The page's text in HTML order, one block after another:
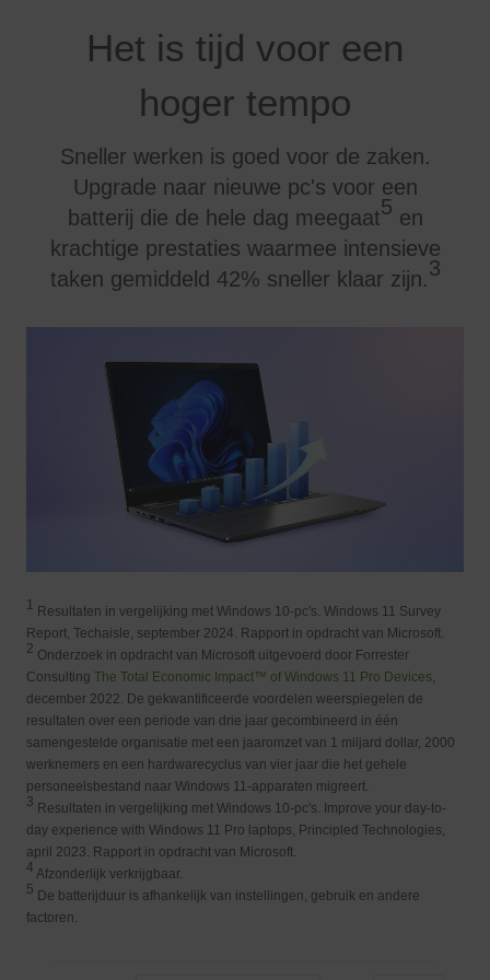
Het is tijd voor een
hoger tempo
Sneller werken is goed voor de zaken.
Upgrade naar nieuwe pc's voor een
batterij die de hele dag meegaat5 en
krachtige prestaties waarmee intensieve
taken gemiddeld 42% sneller klaar zijn.3
1 Resultaten in vergelijking met Windows 10-pc's. Windows 11 Survey
Report, Techaisle, september 2024. Rapport in opdracht van Microsoft.
2 Onderzoek in opdracht van Microsoft uitgevoerd door Forrester
Consulting The Total Economic Impact™ of Windows 11 Pro Devices,
december 2022. De gekwantificeerde voordelen weerspiegelen de
resultaten over een periode van drie jaar gecombineerd in één
samengestelde organisatie met een jaaromzet van 1 miljard dollar, 2000
werknemers en een hardwarecyclus van vier jaar die het gehele
personeelsbestand naar Windows 11-apparaten migreert.
3 Resultaten in vergelijking met Windows 10-pc's. Improve your day-to-
day experience with Windows 11 Pro laptops, Principled Technologies,
april 2023. Rapport in opdracht van Microsoft.
4 Afzonderlijk verkrijgbaar.
5 De batterijduur is afhankelijk van instellingen, gebruik en andere
factoren.